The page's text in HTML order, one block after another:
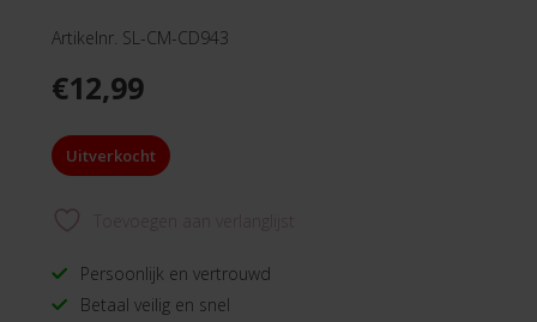
Artikelnr. SL-CM-CD943
€12,99
Uitverkocht
Persoonlijk en vertrouwd
Betaal veilig en snel